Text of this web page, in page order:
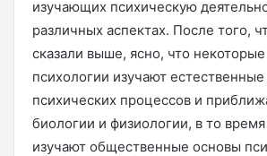
изучающих психическую
различных аспектах. После того,
сказали выше, ясно, что
психологии изучают
психических процессов и
биологии и физиологии, в то время
изучают общественные основы